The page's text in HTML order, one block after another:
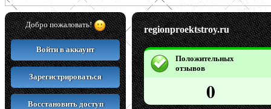
Добро пожаловать!
Войти в аккаунт
Зарегистрироваться
Восстановить доступ
regionproektstroy.ru
Положительных
отзывов
0